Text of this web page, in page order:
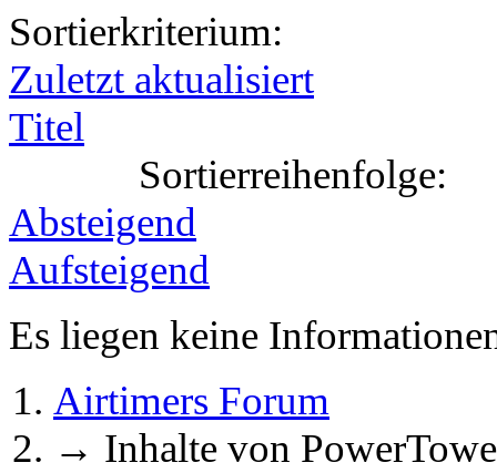
Sortierkriterium:
Zuletzt aktualisiert
Titel
Sortierreihenfolge:
Absteigend
Aufsteigend
Es liegen keine
Airtimers Forum
→ Inhalte von